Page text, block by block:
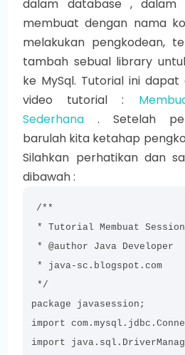
dalam database ,
membuat dengan nama
melakukan pengkodean,
tambah sebual library
ke MySql. Tutorial ini
video tutorial :
Sederhana . Setelah
barulah kita ketahap
Silahkan perhatikan dan
dibawah :
/**
* Tutorial Membuat Session
* @author Java Developer
* java-sc.blogspot.com
*/
package javasession;
import
import